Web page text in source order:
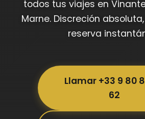
todos tus viajes en
Marne. Discreción
reserva
Llamar +33 9 80
62